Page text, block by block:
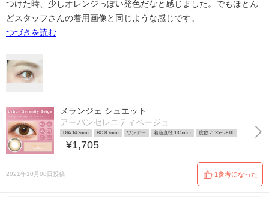
つけた時、少しオレンジっぽい発色だなと感じました。でもほとん
どスタッフさんの着用画像と同じような感じです。
つづきを読む
メランジェ シュエット
アーバンセレニティベージュ
DIA 14.2mm BC 8.7mm ワンデー 着色直径 13.5mm 度数 -1.25~ -8.00
¥1,705
2021年10月08日投稿 1参考になった